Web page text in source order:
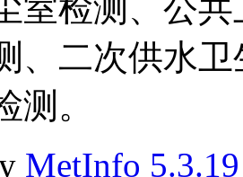
室检测、公
、二次供水
测。
MetInfo 5.3.19